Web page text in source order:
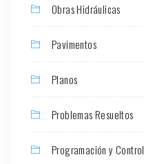
Obras Hidráulicas
Pavimentos
Planos
Problemas Resueltos
Programación y Control